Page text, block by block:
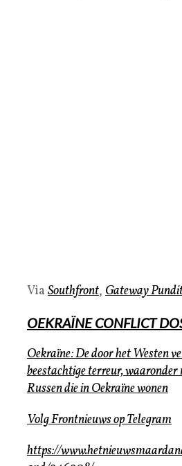
Via Southfront, Gateway
OEKRAÏNECONFLICT
Oekraïne: De door het Westen
beestachtige terreur, waaronder
Russen die in Oekraïne wonen
VolgFrontnieuwsopTelegram
https://